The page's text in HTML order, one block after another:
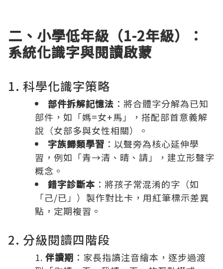
二、小學低年級（1-2年級）：
系統化識字與閱讀啟蒙
1. 科學化識字策略
部件拆解記憶法 ：將合體字分解為已知
部件，如「媽=女+馬」，搭配部首意義解
說（女部多與女性相關）。
字族歸類學習 ：以聲旁為核心延伸學
習，例如「青→清、晴、請」，建立形聲字
概念。
錯字診斷本 ：將孩子常混淆的字（如
「己/已」）製作對比卡，用紅筆標示差異
點，定期複習。
2. 分級閱讀四階段
伴讀期 ：家長指讀注音繪本，逐步過渡